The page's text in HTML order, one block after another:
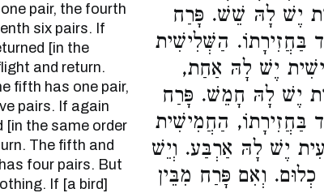
pair, the fourth
six pairs. If
[in the
and return.
fifth has one pair,
pairs. If again
[in the same order
The fifth and
four pairs. But
If [a bird]
יֶשׁ לָהּ שֵׁשׁ. פָּרַח
בַּחֲזִירָתוֹ. הַשְּׁלִישִׁית
יֶשׁ לָהּ אַחַת,
יֶשׁ לָהּ חָמֵשׁ. פָּרַח
בַּחֲזִירָתוֹ, הַחֲמִישִׁית
יֶשׁ לָהּ אַרְבַּע. וְיֵשׁ
וְאִם פָּרַח מִבֵּין